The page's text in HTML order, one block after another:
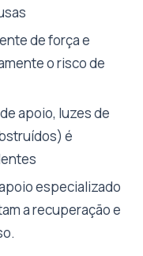
de força e
o risco de
apoio, luzes de
é
especializado
a recuperação e